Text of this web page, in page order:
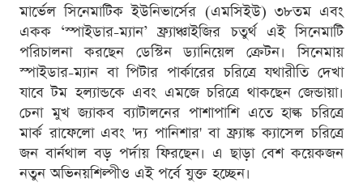
মার্ভেল সিনেমাটিক ইউনিভার্সের (এমসিইউ) ৩৮তম এবং
একক ‘স্পাইডার-ম্যান’ ফ্র্যাঞ্চাইজির চতুর্থ এই সিনেমাটি
পরিচালনা করছেন ডেস্টিন ড্যানিয়েল ক্রেটন। সিনেমায়
স্পাইডার-ম্যান বা পিটার পার্কারের চরিত্রে যথারীতি দেখা
যাবে টম হল্যান্ডকে এবং এমজে চরিত্রে থাকছেন জেন্ডায়া।
চেনা মুখ জ্যাকব ব্যাটালনের পাশাপাশি এতে হাল্ক চরিত্রে
মার্ক রাফেলো এবং 'দ্য পানিশার' বা ফ্র্যাঙ্ক ক্যাসেল চরিত্রে
জন বার্নথাল বড় পর্দায় ফিরছেন। এ ছাড়া বেশ কয়েকজন
নতুন অভিনয়শিল্পীও এই পর্বে যুক্ত হচ্ছেন।